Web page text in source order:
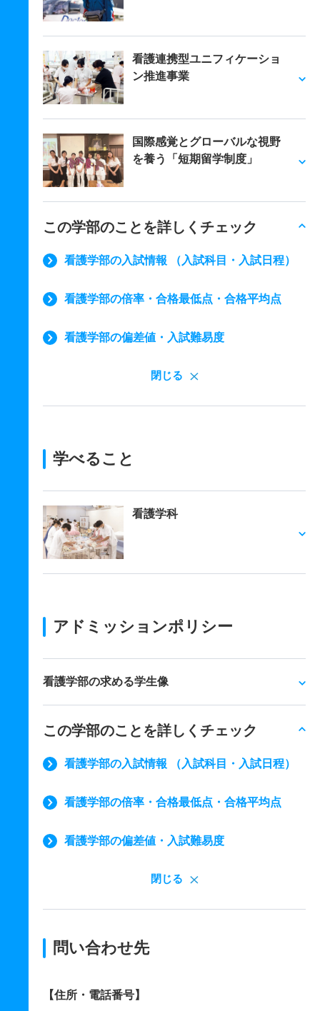
看護連携型ユニフィケーショ
ン推進事業
国際感覚とグローバルな視野
を養う「短期留学制度」
この学部のことを詳しくチェック
看護学部の入試情報 （入試科目・入試日程）
看護学部の倍率・合格最低点・合格平均点
看護学部の偏差値・入試難易度
閉じる
学べること
看護学科
アドミッションポリシー
看護学部の求める学生像
この学部のことを詳しくチェック
看護学部の入試情報 （入試科目・入試日程）
看護学部の倍率・合格最低点・合格平均点
看護学部の偏差値・入試難易度
閉じる
問い合わせ先
【住所・電話番号】